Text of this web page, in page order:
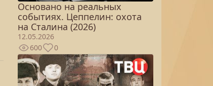
Основано на реальных
событиях. Цеппелин: охота
на Сталина (2026)
12.05.2026
600
0